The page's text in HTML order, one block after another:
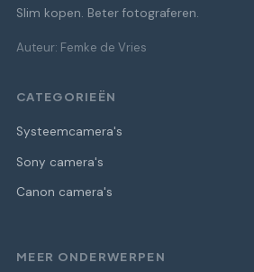
Slim kopen. Beter fotograferen.
Auteur: Femke de Vries
CATEGORIEËN
Systeemcamera's
Sony camera's
Canon camera's
MEER ONDERWERPEN